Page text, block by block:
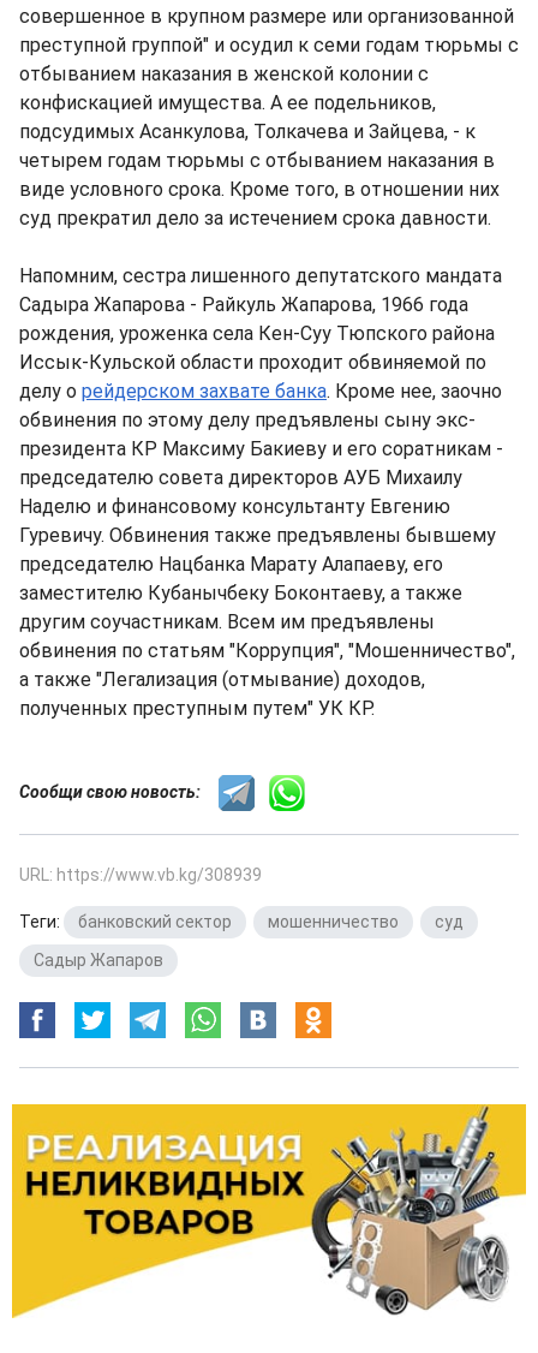
совершенное в крупном размере или организованной
преступной группой" и осудил к семи годам тюрьмы с
отбыванием наказания в женской колонии с
конфискацией имущества. А ее подельников,
подсудимых Асанкулова, Толкачева и Зайцева, - к
четырем годам тюрьмы с отбыванием наказания в
виде условного срока. Кроме того, в отношении них
суд прекратил дело за истечением срока давности.
Напомним, сестра лишенного депутатского мандата
Садыра Жапарова - Райкуль Жапарова, 1966 года
рождения, уроженка села Кен-Суу Тюпского района
Иссык-Кульской области проходит обвиняемой по
делу о рейдерском захвате банка. Кроме нее, заочно
обвинения по этому делу предъявлены сыну экс-
президента КР Максиму Бакиеву и его соратникам -
председателю совета директоров АУБ Михаилу
Наделю и финансовому консультанту Евгению
Гуревичу. Обвинения также предъявлены бывшему
председателю Нацбанка Марату Алапаеву, его
заместителю Кубанычбеку Боконтаеву, а также
другим соучастникам. Всем им предъявлены
обвинения по статьям "Коррупция", "Мошенничество",
а также "Легализация (отмывание) доходов,
полученных преступным путем" УК КР.
Сообщи свою новость:
URL: https://www.vb.kg/308939
Теги: банковский сектор мошенничество суд
Садыр Жапаров